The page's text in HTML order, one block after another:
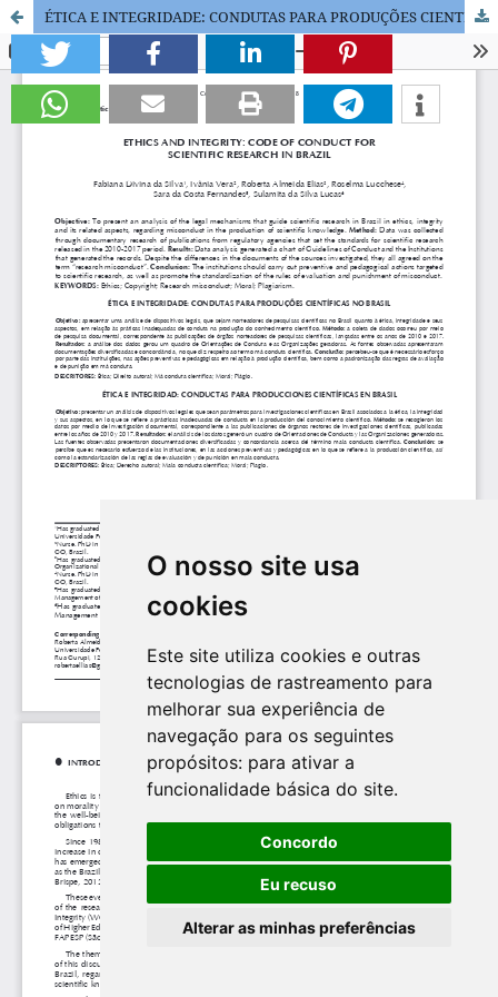
O nosso site usa
cookies
Este site utiliza cookies e outras
tecnologias de rastreamento para
melhorar sua experiência de
navegação para os seguintes
propósitos: para ativar a
funcionalidade básica do site.
Concordo
Eu recuso
Alterar as minhas preferências
ÉTICA E INTEGRIDADE: CONDUTAS PARA PRODUÇÕES CIENTÍFICAS NO BRASIL